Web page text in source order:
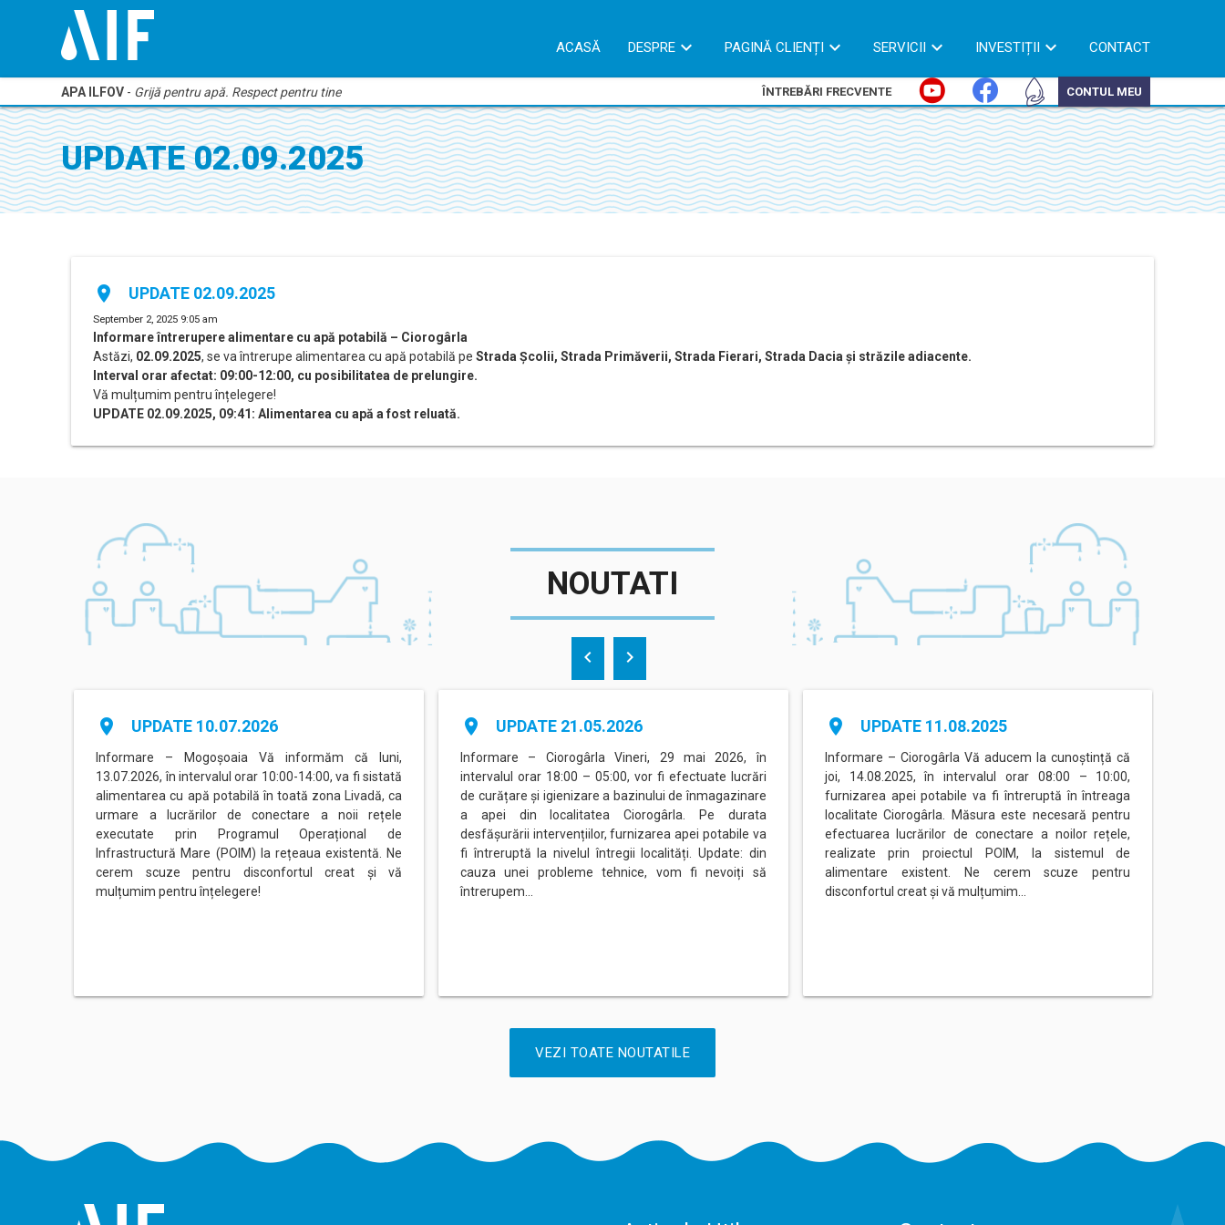
ACASĂ DESPRE PAGINĂ CLIENȚI SERVICII INVESTIȚII CONTACT
APA ILFOV - Grijă pentru apă. Respect pentru tine ÎNTREBĂRI FRECVENTE CONTUL MEU
UPDATE 02.09.2025
place UPDATE 02.09.2025
September 2, 2025 9:05 am
Informare întrerupere alimentare cu apă potabilă – Ciorogârla
Astăzi, 02.09.2025, se va întrerupe alimentarea cu apă potabilă peStrada Școlii, Strada Primăverii, Strada Fierari, Strada Dacia și străzile adiacente.
Interval orar afectat: 09:00-12:00, cu posibilitatea de prelungire.
Vă mulțumim pentru înțelegere!
UPDATE 02.09.2025, 09:41: Alimentarea cu apă a fost reluată.
NOUTATI
place UPDATE 10.07.2026
Informare – Mogoșoaia Vă informăm că luni,
13.07.2026, în intervalul orar 10:00-14:00, va fi sistată
alimentarea cu apă potabilă în toată zona Livadă, ca
urmare a lucrărilor de conectare a noii rețele
executate prin Programul Operațional de
Infrastructură Mare (POIM) la rețeaua existentă. Ne
cerem scuze pentru disconfortul creat și vă
mulțumim pentru înțelegere!
place UPDATE 21.05.2026
Informare – Ciorogârla Vineri, 29 mai 2026, în
intervalul orar 18:00 – 05:00, vor fi efectuate lucrări
de curățare și igienizare a bazinului de înmagazinare
a apei din localitatea Ciorogârla. Pe durata
desfășurării intervențiilor, furnizarea apei potabile va
fi întreruptă la nivelul întregii localități. Update: din
cauza unei probleme tehnice, vom fi nevoiți să
întrerupem…
place UPDATE 11.08.2025
Informare – Ciorogârla Vă aducem la cunoștință că
joi, 14.08.2025, în intervalul orar 08:00 – 10:00,
furnizarea apei potabile va fi întreruptă în întreaga
localitate Ciorogârla. Măsura este necesară pentru
efectuarea lucrărilor de conectare a noilor rețele,
realizate prin proiectul POIM, la sistemul de
alimentare existent. Ne cerem scuze pentru
disconfortul creat și vă mulțumim…
chevron_left chevron_right
VEZI TOATE NOUTATILE